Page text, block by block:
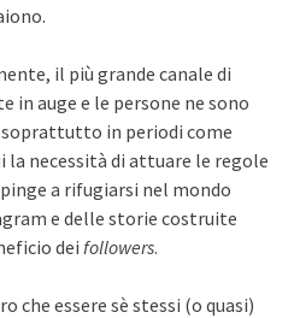
il più grande canale di
auge e le persone ne sono
in periodi come
la necessità di attuare le regole
a rifugiarsi nel mondo
e delle storie costruite
dei followers.
che essere sè stessi (o quasi)